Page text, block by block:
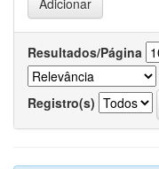
Resultados/Página
Registro(s)